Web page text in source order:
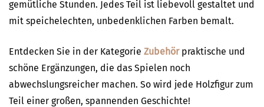
gemütliche Stunden. Jedes Teil ist liebevoll gestaltet und
mit speichelechten, unbedenklichen Farben bemalt.
Entdecken Sie in der Kategorie Zubehörpraktische und
schöne Ergänzungen, die das Spielen noch
abwechslungsreicher machen. So wird jede Holzfigur zum
Teil einer großen, spannenden Geschichte!